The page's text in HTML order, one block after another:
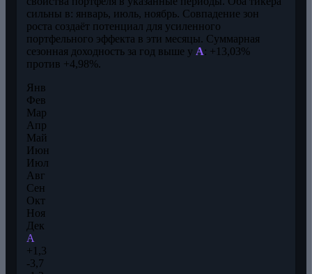
сильны в: январь, июль, ноябрь. Совпадение зон
роста создаёт потенциал для усиленного
портфельного эффекта в эти месяцы. Суммарная
сезонная доходность за год выше у A: +13,03%
против +4,98%.
Янв
Фев
Мар
Апр
Май
Июн
Июл
Авг
Сен
Окт
Ноя
Дек
A
+1,3
-3,7